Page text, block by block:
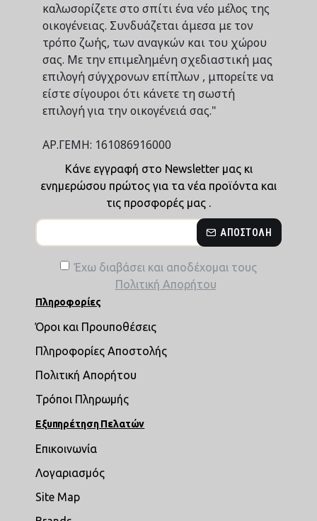
καλωσορίζετε στο σπίτι ένα νέο μέλος της
οικογένειας. Συνδυάζεται άμεσα με τον
τρόπο ζωής, των αναγκών και του χώρου
σας. Με την επιμελημένη σχεδιαστική μας
επιλογή σύγχρονων επίπλων , μπορείτε να
είστε σίγουροι ότι κάνετε τη σωστή
επιλογή για την οικογένειά σας."
ΑΡ.ΓΕΜΗ: 161086916000
Κάνε εγγραφή στο Newsletter μας κι
ενημερώσου πρώτος για τα νέα προϊόντα και
τις προσφορές μας .
ΑΠΟΣΤΟΛΉ
Έχω διαβάσει και αποδέχομαι τους
Πολιτική Απορήτου
Πληροφορίες
Όροι και Προυποθέσεις
Πληροφορίες Αποστολής
Πολιτική Απορήτου
Τρόποι Πληρωμής
Εξυπηρέτηση Πελατών
Επικοινωνία
Λογαριασμός
Site Map